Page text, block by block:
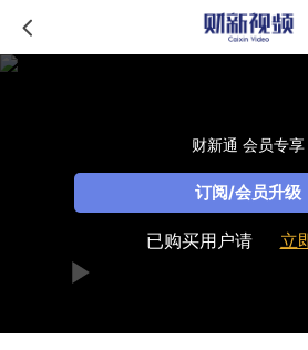
财新通 会员专享
订阅/会员升级
已购买用户请 立